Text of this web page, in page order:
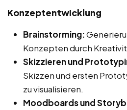
Konzeptentwicklung
Brainstorming:
Konzepten durch
Skizzieren und
Skizzen und ersten
zu visualisieren.
Moodboards und